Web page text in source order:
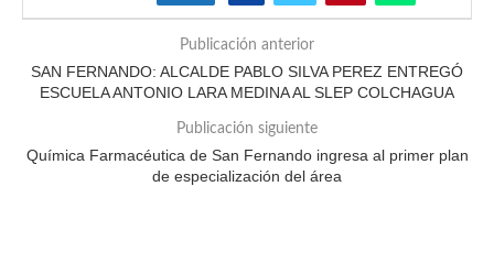
Publicación anterior
SAN FERNANDO: ALCALDE PABLO SILVA PEREZ ENTREGÓ
ESCUELA ANTONIO LARA MEDINA AL SLEP COLCHAGUA
Publicación siguiente
Química Farmacéutica de San Fernando ingresa al primer plan
de especialización del área